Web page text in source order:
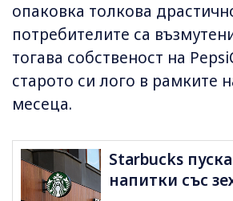
опаковка толкова
потребителите са
тогава собственост на
старото си лого в рамките
месеца.
Starbucks
напитки със